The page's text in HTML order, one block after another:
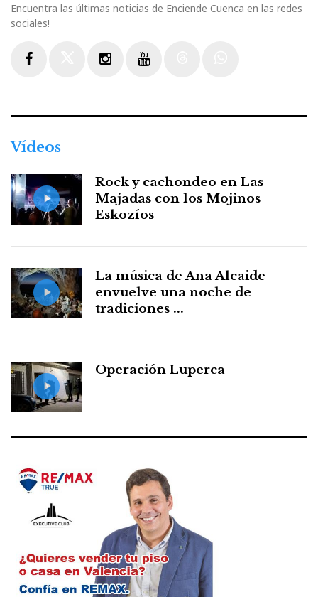
Encuentra las últimas noticias de Enciende Cuenca en las redes
sociales!
Vídeos
Rock y cachondeo en Las
Majadas con los Mojinos
Eskozíos
La música de Ana Alcaide
envuelve una noche de
tradiciones ...
Operación Luperca